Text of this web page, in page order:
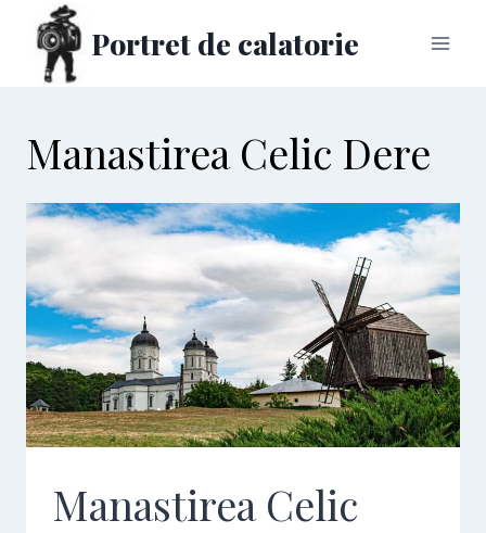
content
Portret de calatorie
Manastirea Celic Dere
Manastirea Celic